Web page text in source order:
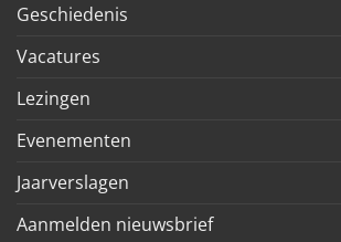
Geschiedenis
Vacatures
Lezingen
Evenementen
Jaarverslagen
Aanmelden nieuwsbrief